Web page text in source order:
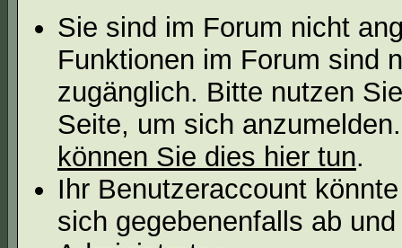
Sie sind im Forum nicht
Funktionen im Forum sind
zugänglich. Bitte nutzen
Seite, um sich
können Sie dies hier tun.
Ihr Benutzeraccount
sich gegebenenfalls ab